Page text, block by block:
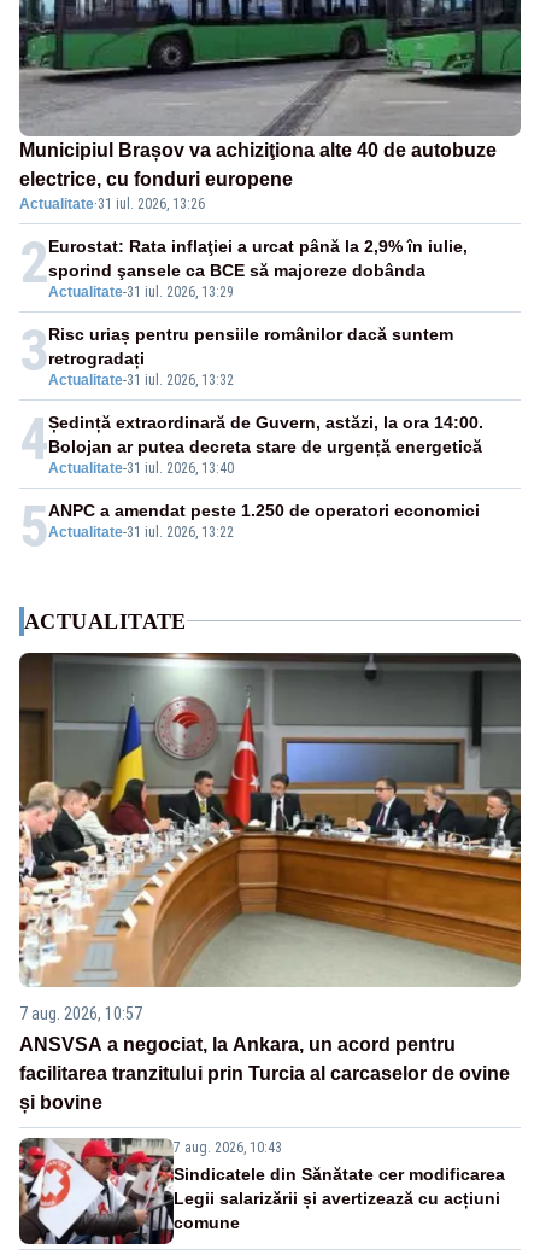
Municipiul Brașov va achiziţiona alte 40 de autobuze
electrice, cu fonduri europene
Actualitate·31 iul. 2026, 13:26
2Actualitate-31 iul. 2026, 13:29
Eurostat: Rata inflaţiei a urcat până la 2,9% în iulie,
sporind şansele ca BCE să majoreze dobânda
3Actualitate-31 iul. 2026, 13:32
Risc uriaș pentru pensiile românilor dacă suntem
retrogradați
4Actualitate-31 iul. 2026, 13:40
Ședință extraordinară de Guvern, astăzi, la ora 14:00.
Bolojan ar putea decreta stare de urgență energetică
5Actualitate-31 iul. 2026, 13:22
ANPC a amendat peste 1.250 de operatori economici
ACTUALITATE
7 aug. 2026, 10:57
ANSVSA a negociat, la Ankara, un acord pentru
facilitarea tranzitului prin Turcia al carcaselor de ovine
și bovine
7 aug. 2026, 10:43
Sindicatele din Sănătate cer modificarea
Legii salarizării și avertizează cu acțiuni
comune